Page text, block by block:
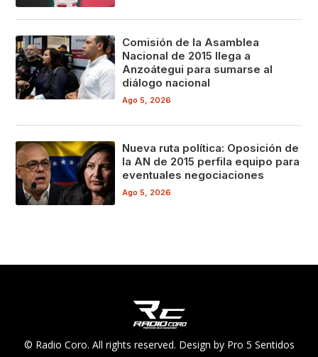
Comisión de la Asamblea
Nacional de 2015 llega a
Anzoátegui para sumarse al
diálogo nacional
Ago 5, 2026
Nueva ruta política: Oposición de
la AN de 2015 perfila equipo para
eventuales negociaciones
Ago 5, 2026
© Radio Coro. All rights reserved. Design by Pro 5 Sentidos